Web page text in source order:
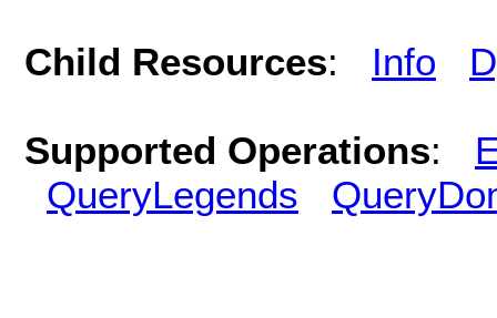
Child Resources: Info
Supported Operations:
QueryLegends